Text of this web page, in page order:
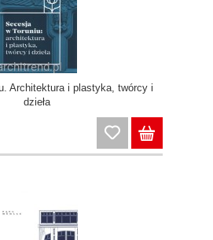
Architektura i plastyka, twórcy i
dzieła